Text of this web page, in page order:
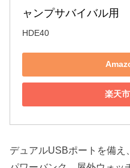
ャンプサバイバル用
HDE40
楽天
デュアルUSBポートを備え